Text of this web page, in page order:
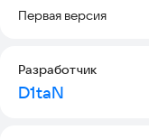
Первая версия
Разработчик
D1taN